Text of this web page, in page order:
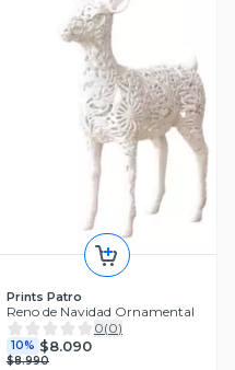
Prints Patro
Reno de Navidad Ornamental
0(0)
10% $8.090
$8.990